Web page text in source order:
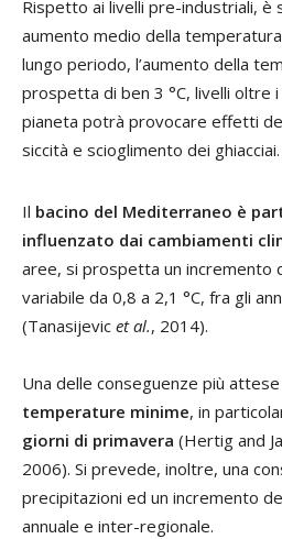
Rispetto ai livelli pre-industriali,
aumento medio della
lungo periodo, l’aumento della
prospetta di ben 3 °C, livelli oltre i
pianeta potrà provocare effetti
siccità e scioglimento dei ghiacciai.
Il bacino del Mediterraneo è
influenzato dai cambiamenti
aree, si prospetta un incremento
variabile da 0,8 a 2,1 °C, fra gli
(Tanasijevic et al., 2014).
Una delle conseguenze più attese
temperature minime, in
giorni di primavera (Hertig and
2006). Si prevede, inoltre, una
precipitazioni ed un incremento
annuale e inter-regionale.